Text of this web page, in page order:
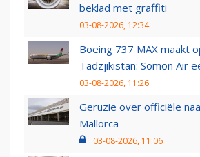
beklad met graffiti
03-08-2026, 12:34
Boeing 737 MAX maakt
Tadzjikistan: Somon Air
03-08-2026, 11:26
Geruzie over officiële
Mallorca
03-08-2026, 11:06